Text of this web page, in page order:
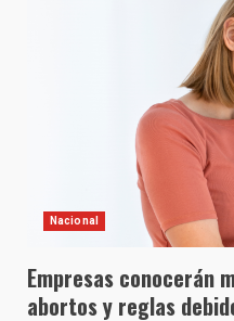
Nacional
Empresas conocerán
abortos y reglas